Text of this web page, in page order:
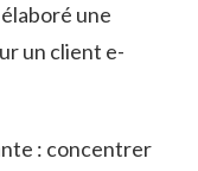
une
un client e-
: concentrer